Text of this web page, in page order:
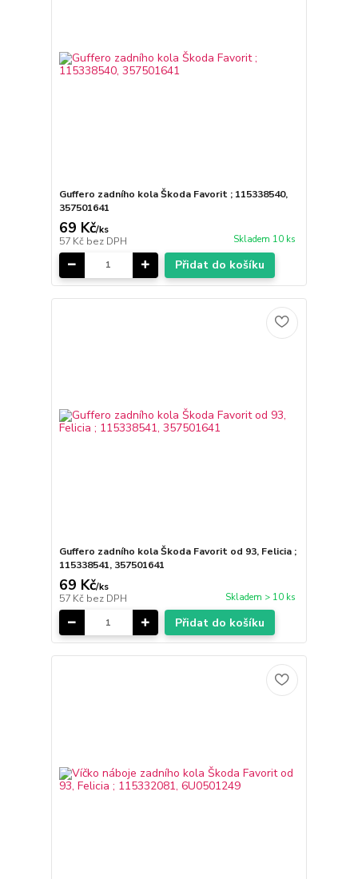
Guffero zadního kola Škoda Favorit ; 115338540,
357501641
69 Kč/ks
57 Kč bez DPH Skladem 10 ks
Přidat do košíku
Guffero zadního kola Škoda Favorit od 93, Felicia ;
115338541, 357501641
69 Kč/ks
57 Kč bez DPH Skladem > 10 ks
Přidat do košíku